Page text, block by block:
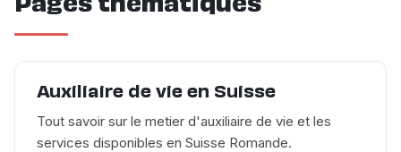
Pages thematiques
Auxiliaire de vie en Suisse
Tout savoir sur le metier d'auxiliaire de vie et les
services disponibles en Suisse Romande.